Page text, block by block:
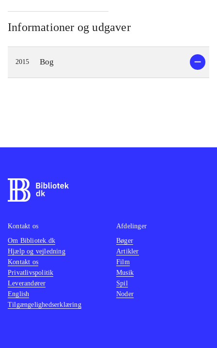
Informationer og udgaver
2015 Bog
Kontakt os
Om Bibliotek.dk
Hjælp og vejledning
Kontakt os
Privatlivspolitik
Leverandører
English
Tilgængelighedserklæring
Afdelinger
Bøger
Artikler
Film
Musik
Spil
Noder